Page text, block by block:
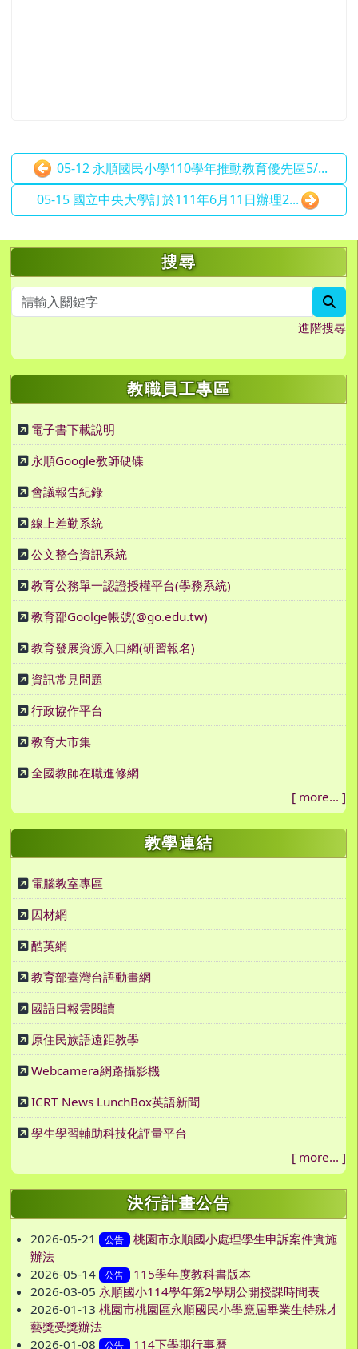
05-12 永順國民小學110學年推動教育優先區5/...
05-15 國立中央大學訂於111年6月11日辦理2...
左邊區域內容 搜尋
進階搜尋
教職員工專區
電子書下載說明
永順Google教師硬碟
會議報告紀錄
線上差勤系統
公文整合資訊系統
教育公務單一認證授權平台(學務系統)
教育部Goolge帳號(@go.edu.tw)
教育發展資源入口網(研習報名)
資訊常見問題
行政協作平台
教育大市集
全國教師在職進修網
[ more... ]
教學連結
電腦教室專區
因材網
酷英網
教育部臺灣台語動畫網
國語日報雲閱讀
原住民族語遠距教學
Webcamera網路攝影機
ICRT News LunchBox英語新聞
學生學習輔助科技化評量平台
[ more... ]
決行計畫公告
2026-05-21 公告
桃園市永順國小處理學生申訴案件實施
辦法
2026-05-14
公告
115學年度教科書版本
2026-03-05 永順國小114學年第2學期公開授課時間表
2026-01-13 桃園市桃園區永順國民小學應屆畢業生特殊才
藝獎受獎辦法
2026-01-08
公告 114下學期行事曆